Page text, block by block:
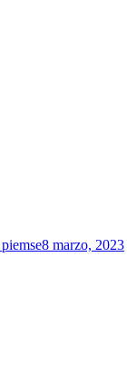
piemse8 marzo, 2023